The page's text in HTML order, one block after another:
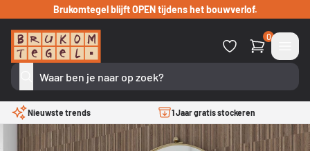
Verder naar inhoudBrukomtegel blijft OPEN tijdens het bouwverlof.
0
Nieuwste trends 1 Jaar gratis stockeren